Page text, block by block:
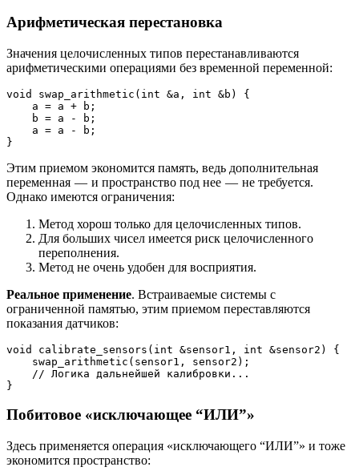
Арифметическая перестановка
Значения целочисленных типов перестанавливаются
арифметическими операциями без временной переменной:
void swap_arithmetic(int &a, int &b) {
    a = a + b;
    b = a - b;
    a = a - b;
}
Этим приемом экономится память, ведь дополнительная
переменная — и пространство под нее — не требуется.
Однако имеются ограничения:
Метод хорош только для целочисленных типов.
Для больших чисел имеется риск целочисленного
переполнения.
Метод не очень удобен для восприятия.
Реальное применение. Встраиваемые системы с
ограниченной памятью, этим приемом переставляются
показания датчиков:
void calibrate_sensors(int &sensor1, int &sensor2) {
    swap_arithmetic(sensor1, sensor2);
    // Логика дальнейшей калибровки...
}
Побитовое «исключающее “ИЛИ”»
Здесь применяется операция «исключающего “ИЛИ”» и тоже
экономится пространство: